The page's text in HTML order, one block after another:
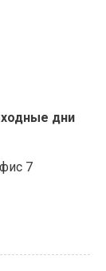
дни
7